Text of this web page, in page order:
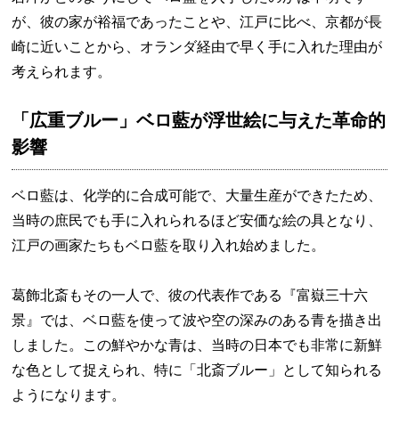
が、彼の家が裕福であったことや、江戸に比べ、京都が長
崎に近いことから、オランダ経由で早く手に入れた理由が
考えられます。
「広重ブルー」ベロ藍が浮世絵に与えた革命的
影響
ベロ藍は、化学的に合成可能で、大量生産ができたため、
当時の庶民でも手に入れられるほど安価な絵の具となり、
江戸の画家たちもベロ藍を取り入れ始めました。
葛飾北斎もその一人で、彼の代表作である『富嶽三十六
景』では、ベロ藍を使って波や空の深みのある青を描き出
しました。この鮮やかな青は、当時の日本でも非常に新鮮
な色として捉えられ、特に「北斎ブルー」として知られる
ようになります。